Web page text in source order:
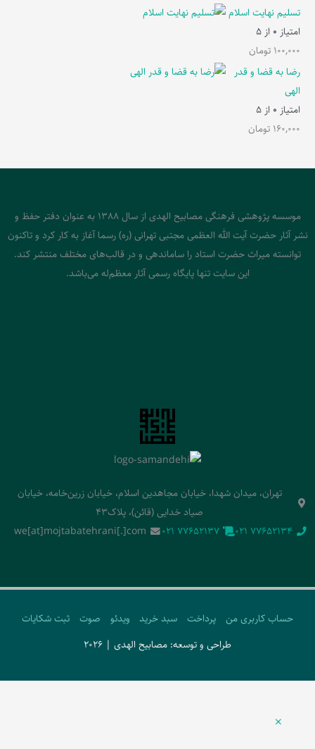
تسلیم نهایت اسلام
امتیاز 0 از 5
100,000 تومان
رضا به قضا و قدر
الهی
امتیاز 0 از 5
160,000 تومان
موسسه پژوهشی فرهنگی مصابیح الهدی از سال 1388 به عنوان دفتر حفظ و
نشر آثار حضرت آیت الله العظمی مجتبی تهرانی (ره) رسما آغاز به کار کرد و تاکنون
توانسته میراث حضرت استاد را ساماندهی و در قالب‌های مختلف منتشر کند.
این سایت تنها پایگاه رسمی آثار معظم‌له می‌باشد.
تهران، میدان شهدا، خیابان مجاهدین اسلام، خیابان زرین‌خامه، خیابان
صیاد خدایی (قائن)، پلاک43
‭021 77652134‬
‭021 77652137‬
we[at]mojtabatehrani[.]com
حساب کاربری من پرداخت سبد خرید ویدئو صوت
ثبت شکایات
طراحی و توسعه: مصابیح الهدی | 2026